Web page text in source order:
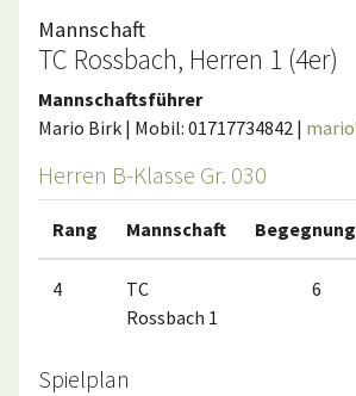
Mannschaft
TC Rossbach, Herren 1 (4er)
Mannschaftsführer
Mario Birk | Mobil: 01717734842 |
Herren B-Klasse Gr. 030
Rang Mannschaft
4
TC
Rossbach 1
6
Spielplan